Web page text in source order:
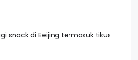
snack di Beijing termasuk tikus